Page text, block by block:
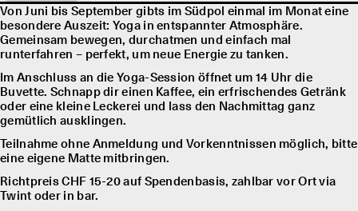
Von Juni bis September gibts im Südpol einmal im Monat eine
besondere Auszeit: Yoga in entspannter Atmosphäre.
Gemeinsam bewegen, durchatmen und einfach mal
runterfahren – perfekt, um neue Energie zu tanken.
Im Anschluss an die Yoga-Session öffnet um 14 Uhr die
Buvette. Schnapp dir einen Kaffee, ein erfrischendes Getränk
oder eine kleine Leckerei und lass den Nachmittag ganz
gemütlich ausklingen.
Teilnahme ohne Anmeldung und Vorkenntnissen möglich, bitte
eine eigene Matte mitbringen.
Richtpreis CHF 15-20 auf Spendenbasis, zahlbar vor Ort via
Twint oder in bar.